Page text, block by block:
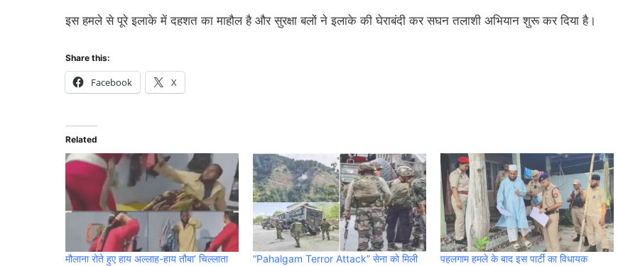
इस हमले से पूरे इलाके में दहशत का माहौल है और सुरक्षा बलों ने इलाके की घेराबंदी कर सघन तलाशी अभियान शुरू कर दिया है।
Share this:
Facebook X
Related
मौलाना रोते हुए हाय अल्लाह-हाय तौबा’ चिल्लाता
“Pahalgam Terror Attack” सेना को मिली
पहलगाम हमले के बाद इस पार्टी का विधायक